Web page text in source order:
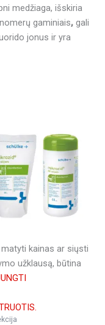
medžiaga, išskiria
gaminiais, gali
jonus ir yra
kainas ar siųsti
užklausą, būtina